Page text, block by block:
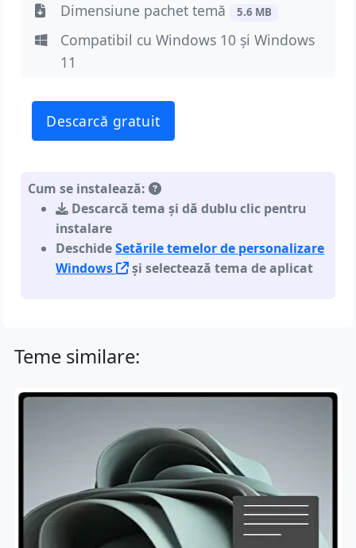
Dimensiune pachet temă 5.6 MB
Compatibil cu Windows 10 și Windows
11
Descarcă gratuit
Cum se instalează:
Descarcă tema și dă dublu clic pentru
instalare
DeschideSetările temelor de personalizare
Windows
și selectează tema de aplicat
Teme similare: